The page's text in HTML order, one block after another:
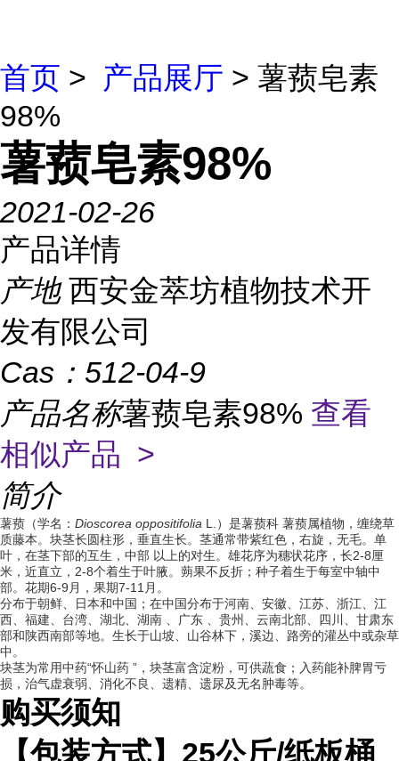
首页 > 产品展厅 > 薯蓣皂素
98%
薯蓣皂素98%
2021-02-26
产品详情
产地 西安金萃坊植物技术开
发有限公司
Cas： 512-04-9
产品名称薯蓣皂素98% 查看
相似产品 >
简介
薯蓣（学名： Dioscorea oppositifolia L.）是薯蓣科 薯蓣属植物，缠绕草
质藤本。块茎长圆柱形，垂直生长。茎通常带紫红色，右旋，无毛。单
叶，在茎下部的互生，中部 以上的对生。雄花序为穗状花序，长2-8厘
米，近直立，2-8个着生于叶腋。蒴果不反折；种子着生于每室中轴中
部。花期6-9月，果期7-11月。
分布于朝鲜、日本和中国；在中国分布于河南、安徽、江苏、浙江、江
西、福建、台湾、湖北、湖南 、广东 、贵州、云南北部、四川、甘肃东
部和陕西南部等地。生长于山坡、山谷林下，溪边、路旁的灌丛中或杂草
中。
块茎为常用中药“怀山药 ”，块茎富含淀粉，可供蔬食；入药能补脾胃亏
损，治气虚衰弱、消化不良、遗精、遗尿及无名肿毒等。
购买须知
【包装方式】 25公斤/纸板桶